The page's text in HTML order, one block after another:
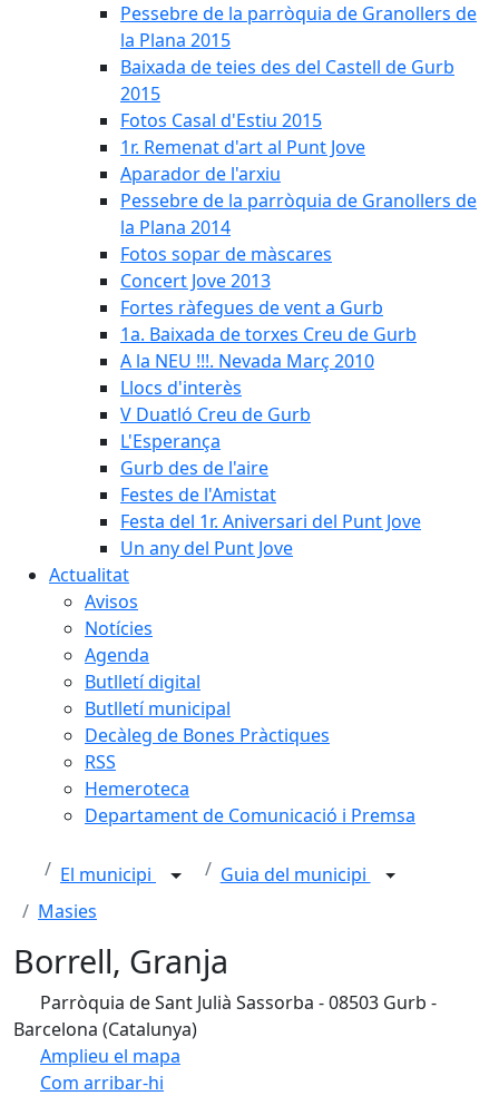
Pessebre de la parròquia de Granollers de
la Plana 2015
Baixada de teies des del Castell de Gurb
2015
Fotos Casal d'Estiu 2015
1r. Remenat d'art al Punt Jove
Aparador de l'arxiu
Pessebre de la parròquia de Granollers de
la Plana 2014
Fotos sopar de màscares
Concert Jove 2013
Fortes ràfegues de vent a Gurb
1a. Baixada de torxes Creu de Gurb
A la NEU !!!. Nevada Març 2010
Llocs d'interès
V Duatló Creu de Gurb
L'Esperança
Gurb des de l'aire
Festes de l'Amistat
Festa del 1r. Aniversari del Punt Jove
Un any del Punt Jove
Actualitat
Avisos
Notícies
Agenda
Butlletí digital
Butlletí municipal
Decàleg de Bones Pràctiques
RSS
Hemeroteca
Departament de Comunicació i Premsa
El municipi
Guia del municipi
Masies
Borrell, Granja
Parròquia de Sant Julià Sassorba - 08503 Gurb -
Barcelona (Catalunya)
Amplieu el mapa
Com arribar-hi